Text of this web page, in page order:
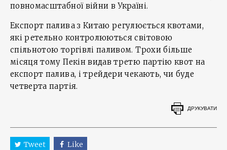
повномасштабної війни в Україні.
Експорт палива з Китаю регулюється квотами,
які ретельно контролюються світовою
спільнотою торгівлі паливом. Трохи більше
місяця тому Пекін видав третю партію квот на
експорт палива, і трейдери чекають, чи буде
четверта партія.
ДРУКУВАТИ
Tweet Like